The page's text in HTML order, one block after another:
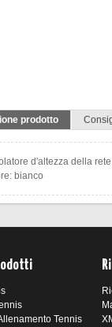
prodotto
d'altezza della
bianco
Tennis